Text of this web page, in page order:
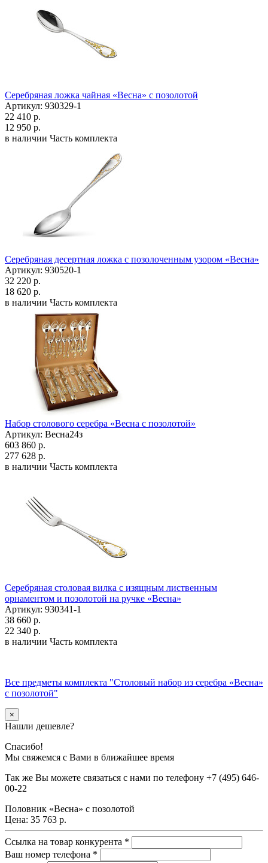
Серебряная ложка чайная «Весна» с позолотой
Артикул: 930329-1
22 410 р.
12 950 р.
в наличии Часть комплекта
Серебряная десертная ложка с позолоченным узором «Весна»
Артикул: 930520-1
32 220 р.
18 620 р.
в наличии Часть комплекта
Набор столового серебра «Весна с позолотой»
Артикул: Весна24з
603 860 р.
277 628 р.
в наличии Часть комплекта
Серебряная столовая вилка с изящным лиственным
орнаментом и позолотой на ручке «Весна»
Артикул: 930341-1
38 660 р.
22 340 р.
в наличии Часть комплекта
Все предметы комплекта "Столовый набор из серебра «Весна»
с позолотой"
×
Нашли дешевле?
Спасибо!
Мы свяжемся с Вами в ближайшее время
Так же Вы можете связаться с нами по телефону +7 (495) 646-
00-22
Половник «Весна» с позолотой
Цена: 35 763 р.
Ссылка на товар конкурента *
Ваш номер телефона *